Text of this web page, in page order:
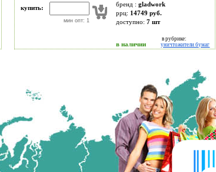
купить:
мин опт: 1
бренд :gladwork
ррц: 14749 руб.
доступно:7 шт
в наличии
в рубрике:
уничтожители бумаг